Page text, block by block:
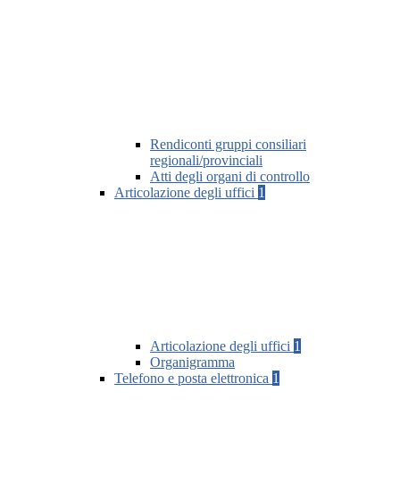
Rendiconti gruppi consiliari
regionali/provinciali
Atti degli organi di controllo
Articolazione degli uffici 1
Articolazione degli uffici 1
Organigramma
Telefono e posta elettronica 1